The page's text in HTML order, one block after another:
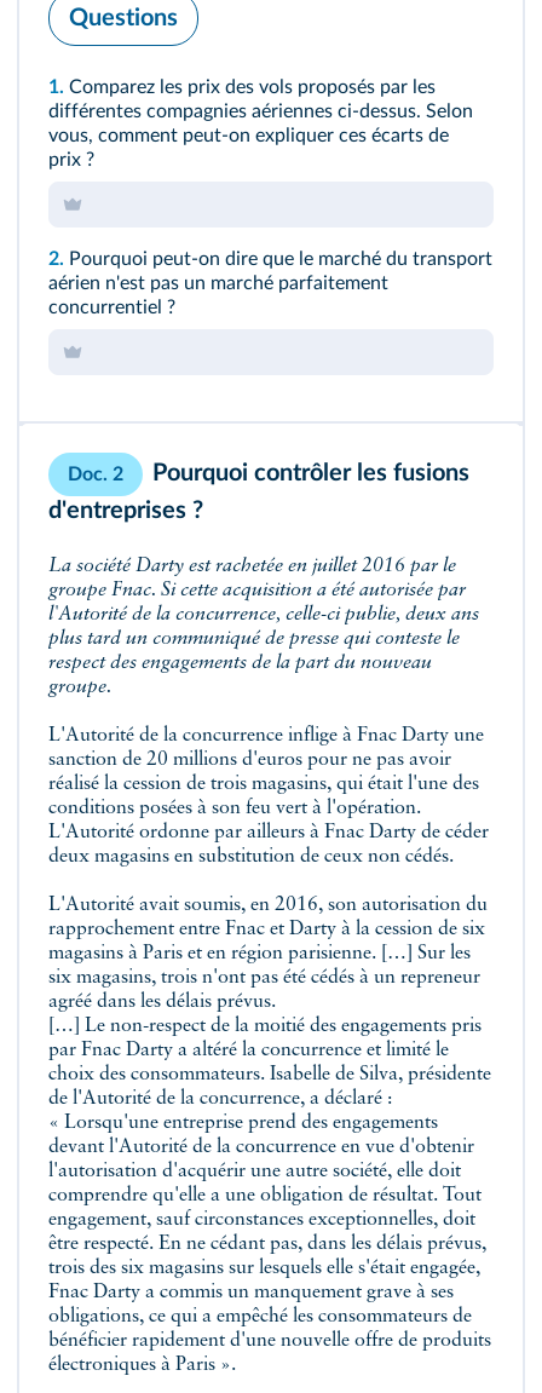
Questions
1. Comparez les prix des vols proposés par les
différentes compagnies aériennes ci-dessus. Selon
vous, comment peut-on expliquer ces écarts de
prix ?
2. Pourquoi peut-on dire que le marché du transport
aérien n'est pas un marché parfaitement
concurrentiel ?
Doc. 2
Pourquoi contrôler les fusions
d'entreprises ?
La société Darty est rachetée en juillet 2016 par le
groupe Fnac. Si cette acquisition a été autorisée par
l'Autorité de la concurrence, celle-ci publie, deux ans
plus tard un communiqué de presse qui conteste le
respect des engagements de la part du nouveau
groupe.
L'Autorité de la concurrence inflige à Fnac Darty une
sanction de 20 millions d'euros pour ne pas avoir
réalisé la cession de trois magasins, qui était l'une des
conditions posées à son feu vert à l'opération.
L'Autorité ordonne par ailleurs à Fnac Darty de céder
deux magasins en substitution de ceux non cédés.
L'Autorité avait soumis, en 2016, son autorisation du
rapprochement entre Fnac et Darty à la cession de six
magasins à Paris et en région parisienne. […] Sur les
six magasins, trois n'ont pas été cédés à un repreneur
agréé dans les délais prévus.
[…] Le non-respect de la moitié des engagements pris
par Fnac Darty a altéré la concurrence et limité le
choix des consommateurs. Isabelle de Silva, présidente
de l'Autorité de la concurrence, a déclaré :
« Lorsqu'une entreprise prend des engagements
devant l'Autorité de la concurrence en vue d'obtenir
l'autorisation d'acquérir une autre société, elle doit
comprendre qu'elle a une obligation de résultat. Tout
engagement, sauf circonstances exceptionnelles, doit
être respecté. En ne cédant pas, dans les délais prévus,
trois des six magasins sur lesquels elle s'était engagée,
Fnac Darty a commis un manquement grave à ses
obligations, ce qui a empêché les consommateurs de
bénéficier rapidement d'une nouvelle offre de produits
électroniques à Paris ».